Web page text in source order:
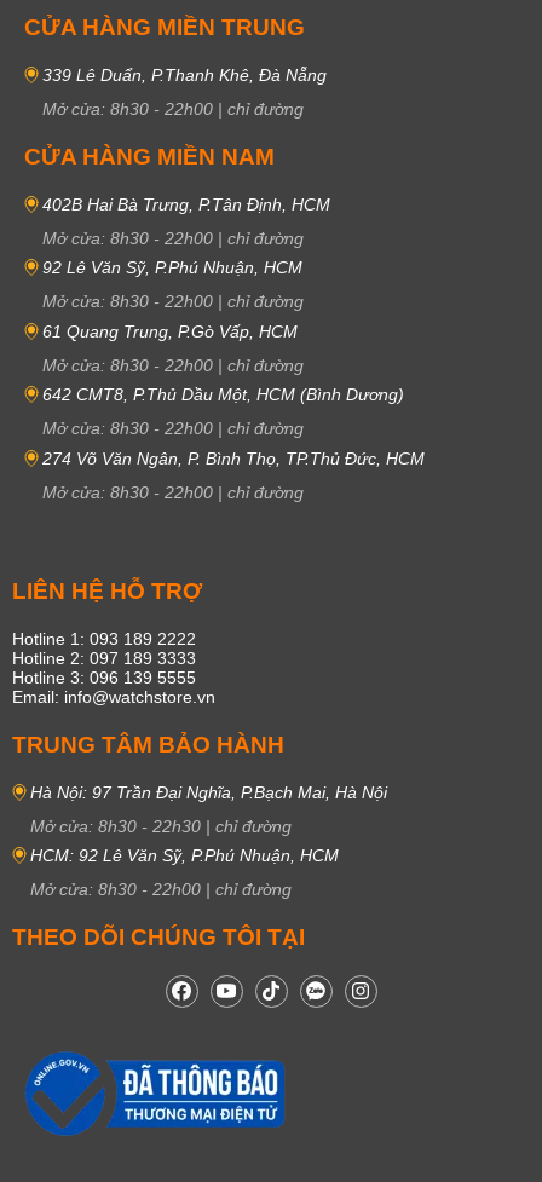
CỬA HÀNG MIỀN TRUNG
339 Lê Duẩn, P.Thanh Khê, Đà Nẵng
Mở cửa: 8h30 - 22h00 | chỉ đường
CỬA HÀNG MIỀN NAM
402B Hai Bà Trưng, P.Tân Định, HCM
Mở cửa: 8h30 - 22h00 | chỉ đường
92 Lê Văn Sỹ, P.Phú Nhuận, HCM
Mở cửa: 8h30 - 22h00 | chỉ đường
61 Quang Trung, P.Gò Vấp, HCM
Mở cửa: 8h30 - 22h00 | chỉ đường
642 CMT8, P.Thủ Dầu Một, HCM (Bình Dương)
Mở cửa: 8h30 - 22h00 | chỉ đường
274 Võ Văn Ngân, P. Bình Thọ, TP.Thủ Đức, HCM
Mở cửa: 8h30 - 22h00 | chỉ đường
LIÊN HỆ HỖ TRỢ
Hotline 1: 093 189 2222
Hotline 2: 097 189 3333
Hotline 3: 096 139 5555
Email: info@watchstore.vn
TRUNG TÂM BẢO HÀNH
Hà Nội: 97 Trần Đại Nghĩa, P.Bạch Mai, Hà Nội
Mở cửa: 8h30 - 22h30 | chỉ đường
HCM: 92 Lê Văn Sỹ, P.Phú Nhuận, HCM
Mở cửa: 8h30 - 22h00 | chỉ đường
THEO DÕI CHÚNG TÔI TẠI